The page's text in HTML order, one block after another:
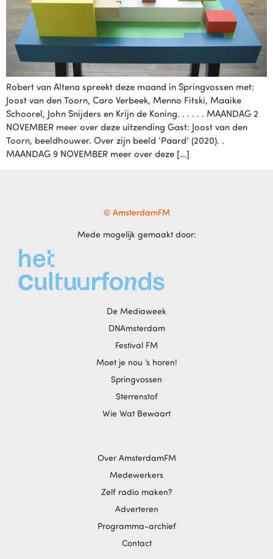
Robert van Altena spreekt deze maand in Springvossen met:
Joost van den Toorn, Caro Verbeek, Menno Fitski, Maaike
Schoorel, John Snijders en Krijn de Koning. . . . . . MAANDAG 2
NOVEMBER meer over deze uitzending Gast: Joost van den
Toorn, beeldhouwer. Over zijn beeld ‘Paard’ (2020). .
MAANDAG 9 NOVEMBER meer over deze […]
© AmsterdamFM
Mede mogelijk gemaakt door:
De Mediaweek
DNAmsterdam
Festival FM
Moet je nou ‘s horen!
Springvossen
Sterrenstof
Wie Wat Bewaart
Over AmsterdamFM
Medewerkers
Zelf radio maken?
Adverteren
Programma-archief
Contact